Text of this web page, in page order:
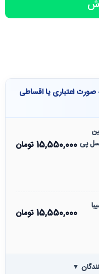
اعتباری یا اقساطی
پی 15,550,000تومان
15,550,000تومان
▼